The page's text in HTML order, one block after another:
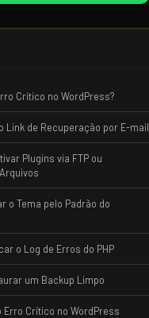
Crítico no WordPress?
Link de Recuperação por E-mail
Plugins via FTP ou
o Tema pelo Padrão do
o Log de Erros do PHP
um Backup Limpo
Erro Crítico no WordPress